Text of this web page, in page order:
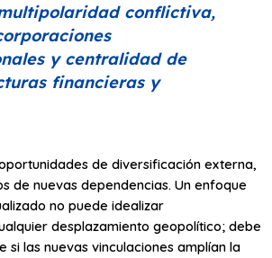
conflictiva,
y centralidad de
financieras y
de diversificación externa,
de nuevas dependencias. Un enfoque
no puede idealizar
desplazamiento geopolítico; debe
si las nuevas vinculaciones amplían la